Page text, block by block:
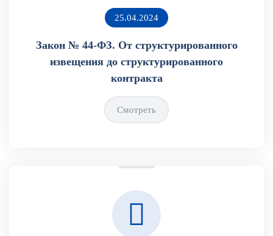
25.04.2024
Закон № 44-ФЗ. От структурированного
извещения до структурированного
контракта
Смотреть